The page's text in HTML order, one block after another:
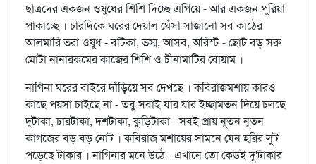
ছাত্রদের একজন ওষুধের শিশি দিচ্ছে এগিয়ে - আর একজন পুরিয়া
পাকাচ্ছে । চারদিকে ঘরের দেয়াল ঘেঁসা সাজানো সব কাঠের
আলমারি ভরা ওষুধ - বটিকা, ভস্ম, আসব, অরিস্ট - ছোট বড় সরু
মোটা নানারকমের কাজের শিশি ও চীনামাটির বোয়াম ।
নাগিনা ঘরের বাইরে দাঁড়িয়ে সব দেখছে । কবিরাজমশায় কারও
কাছে পয়সা চাইছে না - তবু সবাই যার যার ইচ্ছামতন দিয়ে চলছে
দুটাকা, চারটাকা, দশটাকা, কুড়িটাকা - সবই প্রায় নূতন নূতন
কাগজের বড় বড় নোট । কবিরাজ মশায়ের সামনে যেন হরির লুট
পড়েছে টাকার । নাগিনার মনে উঠে - এখানে তো কেউই দু'টাকার